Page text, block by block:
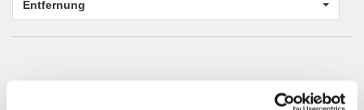
Entfernung